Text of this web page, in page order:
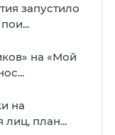
запустило
на «Мой
на
лиц, план...